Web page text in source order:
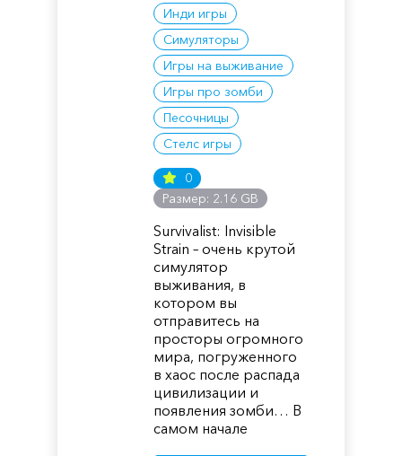
Инди игры
Симуляторы
Игры на выживание
Игры про зомби
Песочницы
Стелс игры
0
Размер: 2.16 GB
Survivalist: Invisible
Strain – очень крутой
симулятор
выживания, в
котором вы
отправитесь на
просторы огромного
мира, погруженного
в хаос после распада
цивилизации и
появления зомби… В
самом начале